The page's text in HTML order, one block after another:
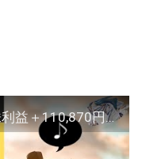
スイング狙い撃ち😁【本日の株利益＋110,870円】